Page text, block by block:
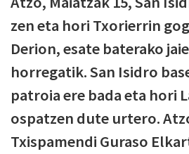
zen eta hori Txorierrin
Derion, esate baterako
horregatik. San Isidro
patroia ere bada eta hori
ospatzen dute urtero.
Txispamendi Guraso